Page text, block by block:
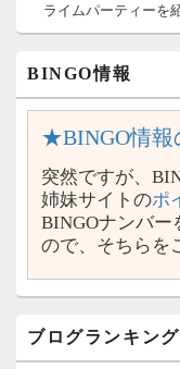
ライムパーティーを
BINGO情報
★BINGO情報
突然ですが、
姉妹サイトのポ
BINGOナンバー
ので、そちらを
ブログランキン